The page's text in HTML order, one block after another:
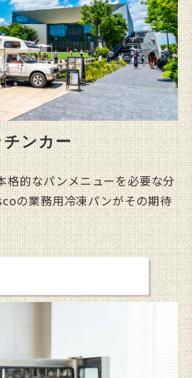
チンカー
格的なパンメニューを必要な分
の業務用冷凍パンがその期待